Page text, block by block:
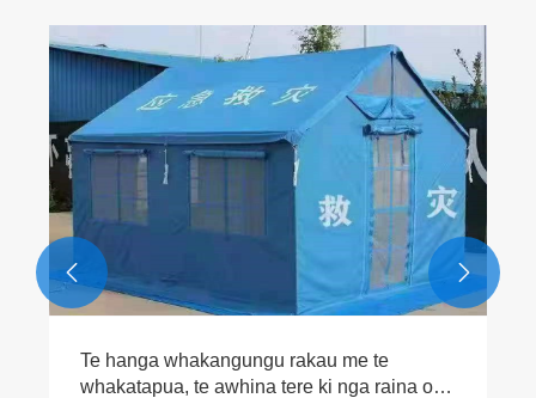
​Te hanga whakangungu rakau me te
whakatapua, te awhina tere ki nga raina o
 